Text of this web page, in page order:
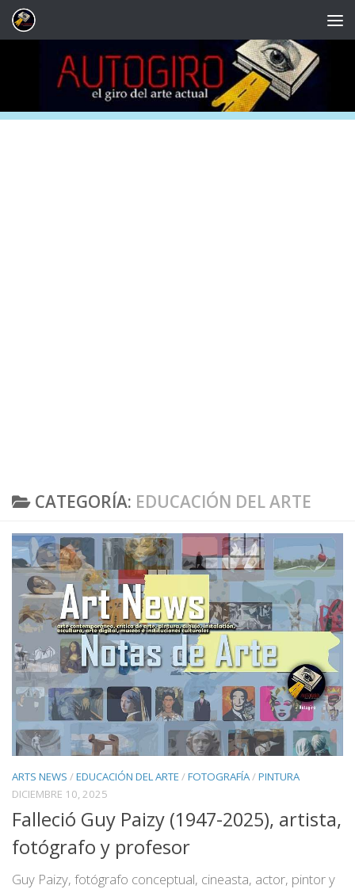
Saltar al contenido
CATEGORÍA: EDUCACIÓN DEL ARTE
ARTS NEWS /EDUCACIÓN DEL ARTE /FOTOGRAFÍA/PINTURA
DICIEMBRE 10, 2025
Falleció Guy Paizy (1947-2025), artista,
fotógrafo y profesor
Guy Paizy, fotógrafo conceptual, cineasta, actor, pintor y